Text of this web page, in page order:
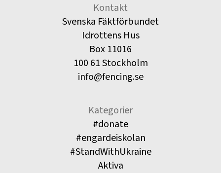
Kontakt
Svenska Fäktförbundet
Idrottens Hus
Box 11016
100 61 Stockholm
info@fencing.se
Kategorier
#donate
#engardeiskolan
#StandWithUkraine
Aktiva